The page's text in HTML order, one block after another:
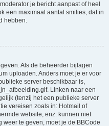
je bericht aanpast of heel
een maximaal aantal smilies, dat in
hebben.
Als de beheerder bijlagen
uploaden. Anders moet je er voor
server beschikbaar is,
Linken naar een
(tenzij het een publieke server
vereisen zoals in: Hotmail of
website, enz. kunnen niet
te geven, moet je de BBCode